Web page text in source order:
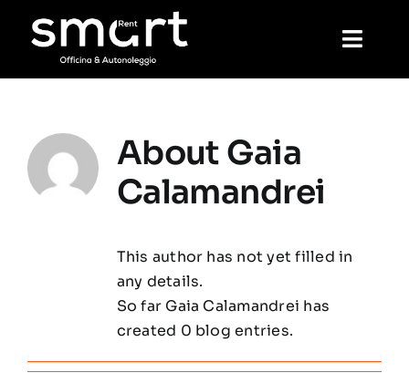
Vermietung
Waschen
Partner
About Gaia
Calamandrei
This author has not yet filled in
any details.
So far Gaia Calamandrei has
created 0 blog entries.